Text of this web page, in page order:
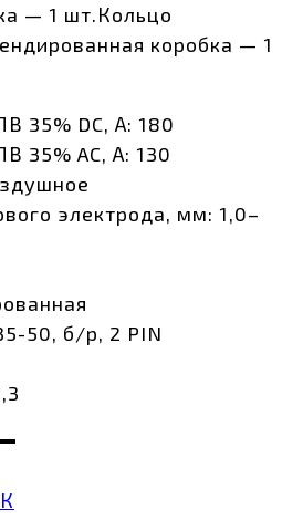
— 1 шт.Кольцо
коробка — 1
35% DC, А: 180
35% AC, А: 130
электрода, мм: 1,0–
50, б/р, 2 PIN